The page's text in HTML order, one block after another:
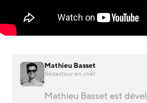
Mathieu Basset
Rédacteur en chef
Mathieu Basset est